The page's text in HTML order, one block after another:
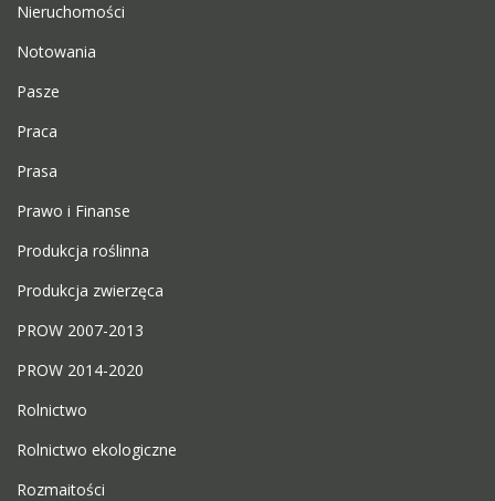
Nieruchomości
Notowania
Pasze
Praca
Prasa
Prawo i Finanse
Produkcja roślinna
Produkcja zwierzęca
PROW 2007-2013
PROW 2014-2020
Rolnictwo
Rolnictwo ekologiczne
Rozmaitości